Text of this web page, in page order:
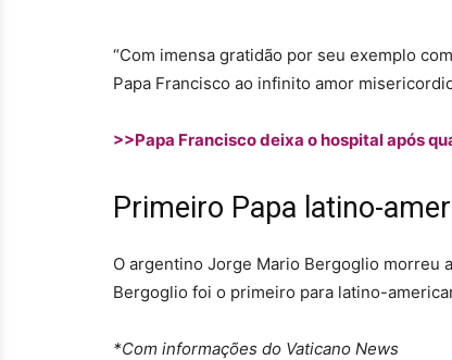
“Com imensa gratidão por seu exemplo
Papa Francisco ao infinito amor
>>Papa Francisco deixa o hospital após
Primeiro Papa latino-
O argentino Jorge Mario Bergoglio morreu
Bergoglio foi o primeiro para latino-
*Com informações do Vaticano News